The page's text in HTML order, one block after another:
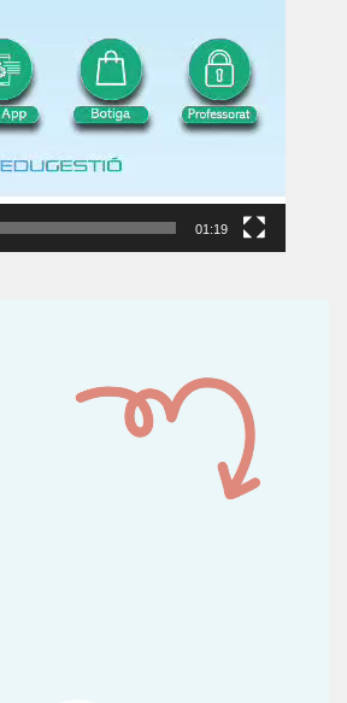
01:19